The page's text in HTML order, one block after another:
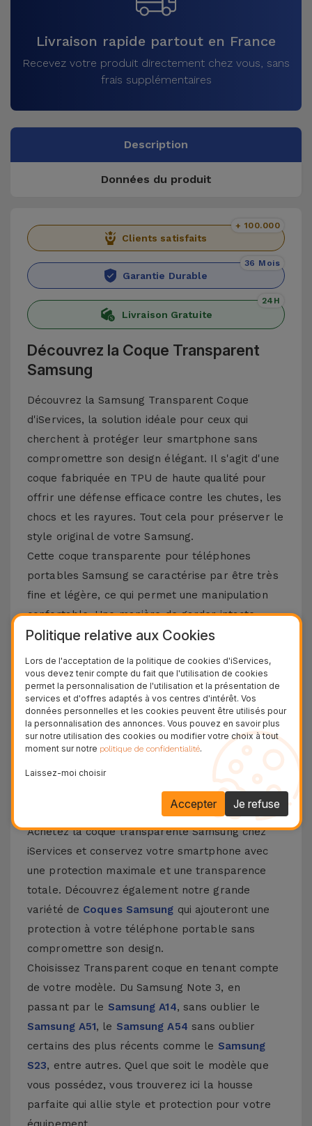
Livraison rapide partout en France
Recevez votre produit directement chez vous, sans
frais supplémentaires
Description
Données du produit
Clients satisfaits
+ 100.000
Garantie Durable
36 Mois
Livraison Gratuite
24H
Découvrez la Coque Transparent
Samsung
Découvrez la Samsung Transparent Coque
d'iServices, la solution idéale pour ceux qui
cherchent à protéger leur smartphone sans
compromettre son design élégant. Il s'agit d'une
coque fabriquée en TPU de haute qualité pour
offrir une défense efficace contre les chutes, les
chocs et les rayures. Tout cela pour préserver le
style original de votre Samsung.
Cette coque transparente pour téléphones
portables Samsung se caractérise par être très
fine et légère, ce qui permet une manipulation
confortable. Une manière de garder intacte
l’esthétique de l’équipement. Parce qu'il est
parfaitement au design du Smartphone. Tout
pour garantir une protection prolongée sans
ajouter de volume inutile. Nous vous rappelons
que le matériau TPU est reconnu pour sa
durabilité, mais également pour sa capacité à
absorber tout type d'impact.
Où acheter des coques Samsung ?
Achetez la coque transparente Samsung chez
iServices et conservez votre smartphone avec
une protection maximale et une transparence
totale. Découvrez également notre grande
variété de Coques Samsung qui ajouteront une
protection à votre téléphone portable sans
compromettre son design.
Choisissez Transparent coque en tenant compte
de votre modèle. Du Samsung Note 3, en
passant par le Samsung A14, sans oublier le
Samsung A51, le Samsung A54 sans oublier
certains des plus récents comme le Samsung
S23, entre autres. Quel que soit le modèle que
vous possédez, vous trouverez ici la housse
parfaite qui allie style et protection pour votre
Politique relative aux Cookies
Lors de l'acceptation de la politique de cookies d'iServices,
vous devez tenir compte du fait que l'utilisation de cookies
permet la personnalisation de l'utilisation et la présentation de
services et d'offres adaptés à vos centres d'intérêt. Vos
données personnelles et les cookies peuvent être utilisés pour
la personnalisation des annonces. Vous pouvez en savoir plus
sur notre utilisation des cookies ou modifier votre choix à tout
moment sur notre politique de confidentialité.
Laissez-moi choisir
Je refuse
Accepter